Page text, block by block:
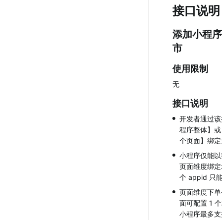
接口说明
添加小程
市
使用限制
无
接口说明
• 开发者通过
程序整体】
个页面】绑
• 小程序仅能
页面维度绑
个 appid 只
• 页面维度下
面可配置 1
小程序最多